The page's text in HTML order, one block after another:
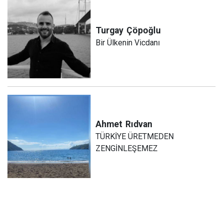
Turgay Çöpoğlu
Bir Ülkenin Vicdanı
Ahmet Rıdvan
TÜRKİYE ÜRETMEDEN
ZENGİNLEŞEMEZ